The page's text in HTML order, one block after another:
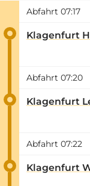
Abfahrt 07:17
Klagenfurt
Abfahrt 07:20
Klagenfurt
Abfahrt 07:22
Klagenfurt